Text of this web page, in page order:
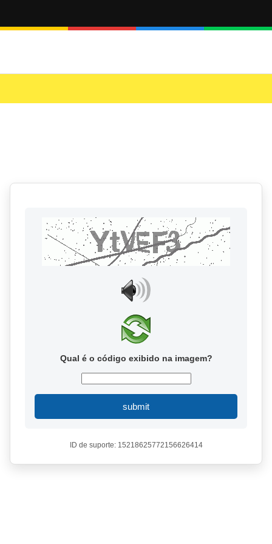
Qual é o código exibido na imagem?
submit
ID de suporte: 15218625772156626414